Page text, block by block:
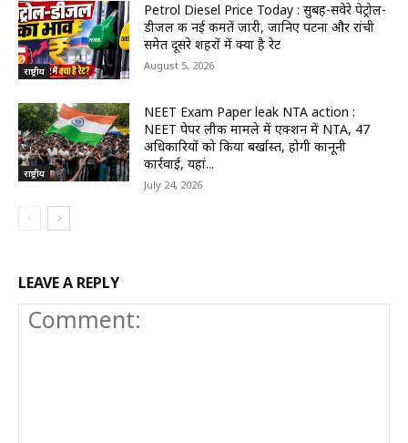
राष्ट्रीय
Petrol Diesel Price Today : सुबह-सवेरे पेट्रोल-
डीजल की नई कीमतें जारी, जानिए पटना और रांची
समेत दूसरे शहरों में क्या है रेट
August 5, 2026
राष्ट्रीय
NEET Exam Paper leak NTA action :
NEET पेपर लीक मामले में एक्शन में NTA, 47
अधिकारियों को किया बर्खास्त, होगी कानूनी
कार्रवाई, यहां...
July 24, 2026
LEAVE A REPLY